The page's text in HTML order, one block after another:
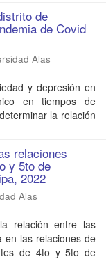
de
de Covid
Alas
y depresión en
en tiempos de
la relación
relaciones
y 5to de
2022
Alas
relación entre las
en las relaciones de
de 4to y 5to de